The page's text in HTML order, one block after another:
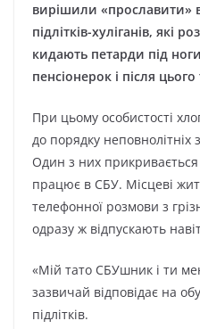
вирішили «прославити»
підлітків-хуліганів, які
кидають петарди під
пенсіонерок і після
При цьому особистості
до порядку неповнолітніх
Один з них прикривається
працює в СБУ. Місцеві
телефонної розмови з
одразу ж відпускають
«Мій тато СБУшник і ти
зазвичай відповідає на
підлітків.